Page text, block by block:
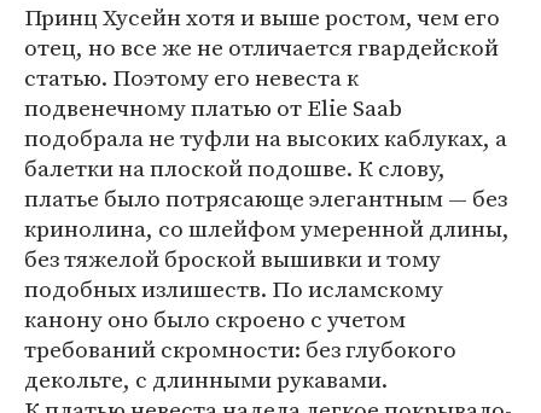
Принц Хусейн хотя и выше ростом, чем его
отец, но все же не отличается гвардейской
статью. Поэтому его невеста к
подвенечному платью от Elie Saab
подобрала не туфли на высоких каблуках, а
балетки на плоской подошве. К слову,
платье было потрясающе элегантным — без
кринолина, со шлейфом умеренной длины,
без тяжелой броской вышивки и тому
подобных излишеств. По исламскому
канону оно было скроено с учетом
требований скромности: без глубокого
декольте, с длинными рукавами.